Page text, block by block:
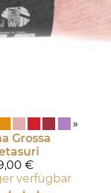
»
Grossa
€
verfügbar